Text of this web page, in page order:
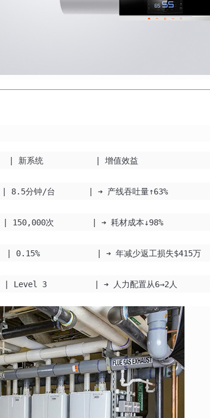
| 新系统 | 增值效益
8.5分钟/台 | ➔ 产线吞吐量↑63%
| 150,000次 | ➔ 耗材成本↓98%
| ➔ 年减少返工损失$415万
| Level 3 | ➔ 人力配置从6→2人